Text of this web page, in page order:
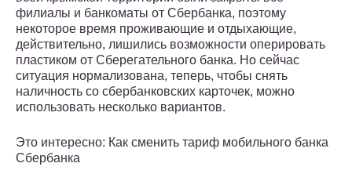
филиалы и банкоматы от Сбербанка, поэтому
некоторое время проживающие и отдыхающие,
действительно, лишились возможности оперировать
пластиком от Сберегательного банка. Но сейчас
ситуация нормализована, теперь, чтобы снять
наличность со сбербанковских карточек, можно
использовать несколько вариантов.
Это интересно: Как сменить тариф мобильного банка
Сбербанка